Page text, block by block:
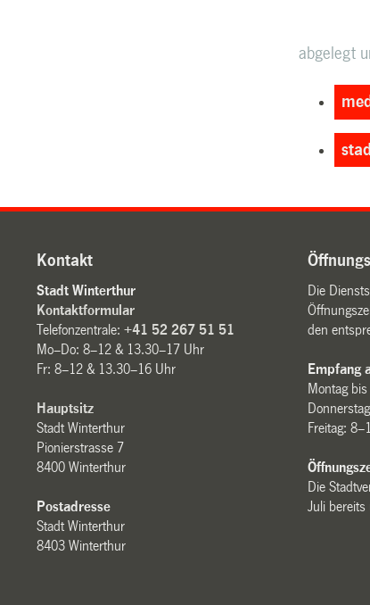
abgelegt
Kontakt
Stadt Winterthur
Kontaktformular
Telefonzentrale:+41 52 267 51 51
Mo–Do: 8–12 & 13.30–17 Uhr
Fr: 8–12 & 13.30–16 Uhr
Hauptsitz
Stadt Winterthur
Pionierstrasse 7
8400 Winterthur
Postadresse
Stadt Winterthur
8403 Winterthur
Die
den
Empfang
Montag
Freitag:
Die
Juli